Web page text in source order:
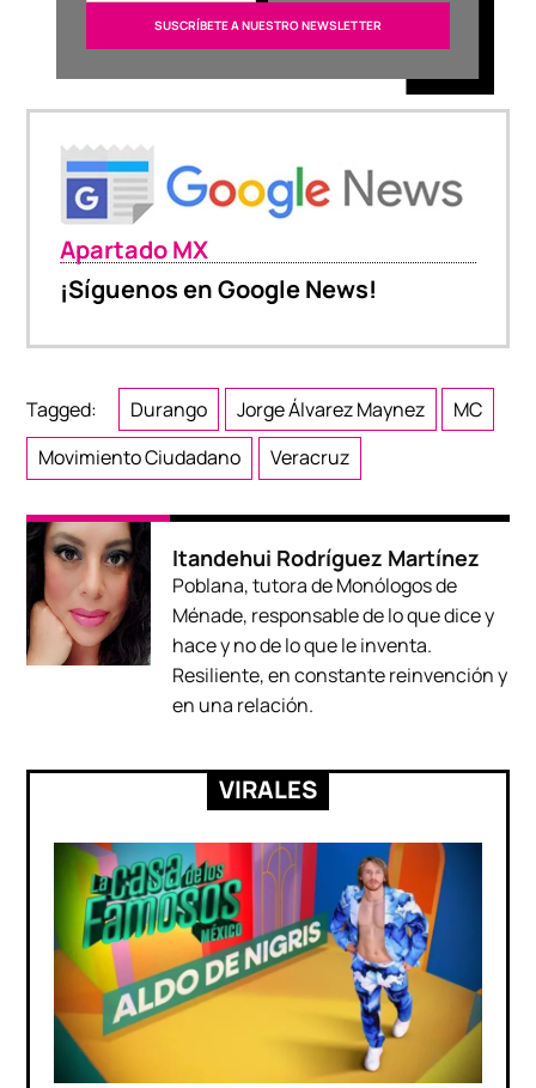
Apartado MX
¡Síguenos en Google News!
Tagged: Durango Jorge Álvarez Maynez
MC
Movimiento Ciudadano
Veracruz
Itandehui Rodríguez Martínez
Poblana, tutora de Monólogos de
Ménade, responsable de lo que dice y
hace y no de lo que le inventa.
Resiliente, en constante reinvención y
en una relación.
VIRALES